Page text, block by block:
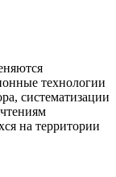
технологии
систематизации
на территории